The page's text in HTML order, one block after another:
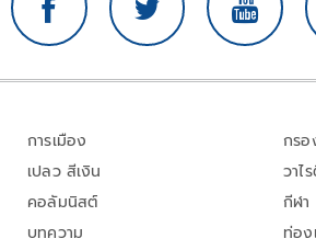
การเมือง
เปลว สีเงิน
คอลัมนิสต์
บทความ
กร
วาไ
กีฬา
ท่อ